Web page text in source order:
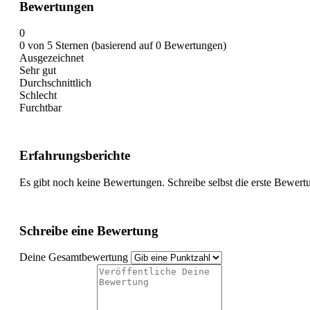
Bewertungen
0
0 von 5 Sternen (basierend auf 0 Bewertungen)
Ausgezeichnet
Sehr gut
Durchschnittlich
Schlecht
Furchtbar
Erfahrungsberichte
Es gibt noch keine Bewertungen. Schreibe selbst die erste
Schreibe eine Bewertung
Deine Gesamtbewertung